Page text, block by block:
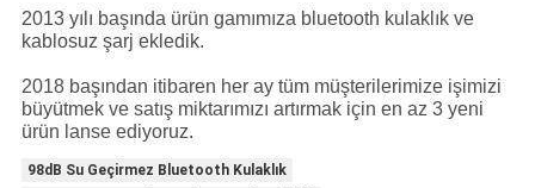
2013 yılı başında ürün gamımıza bluetooth kulaklık ve
kablosuz şarj ekledik.
2018 başından itibaren her ay tüm müşterilerimize işimizi
büyütmek ve satış miktarımızı artırmak için en az 3 yeni
ürün lanse ediyoruz.
98dB Su Geçirmez Bluetooth Kulaklık